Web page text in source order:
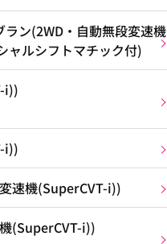
ン(2WD・自動無段変速機
ャルシフトマチック付)
i))
i))
速機(SuperCVT-i))
(SuperCVT-i))